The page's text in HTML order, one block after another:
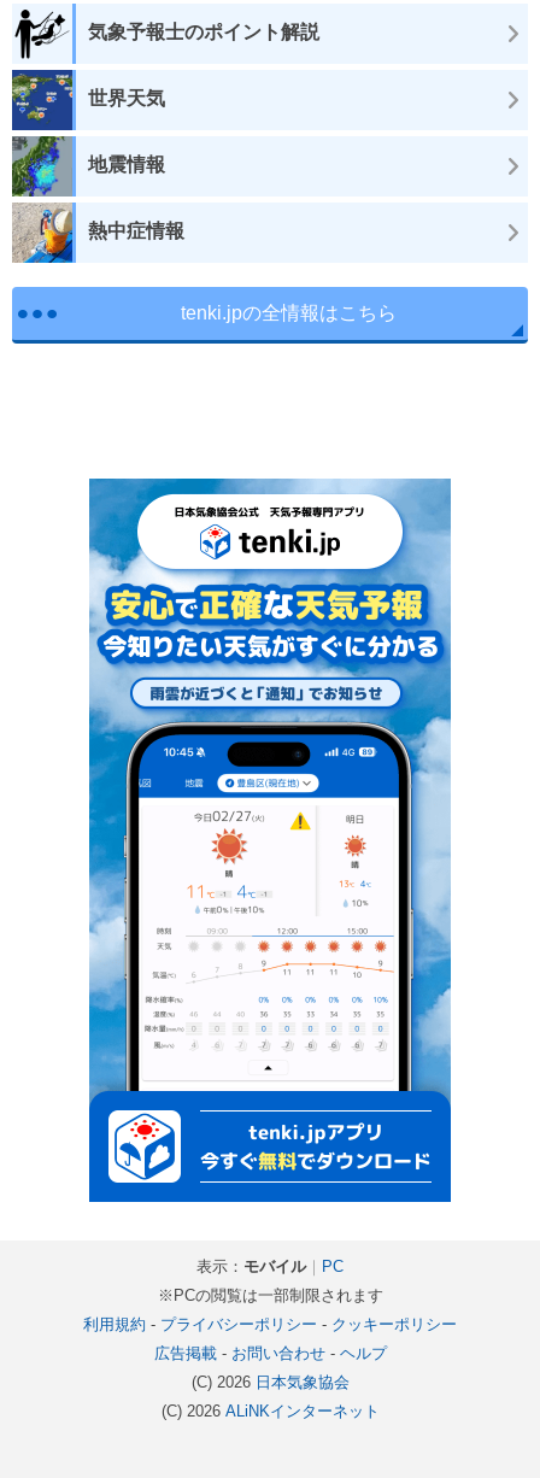
気象予報士のポイント解説
世界天気
地震情報
熱中症情報
tenki.jpの全情報はこちら
表示： モバイル｜
PC
※PCの閲覧は一部制限されます
利用規約 - プライバシーポリシー - クッキーポリシー
広告掲載- お問い合わせ- ヘルプ
(C) 2026 日本気象協会
(C) 2026 ALiNKインターネット